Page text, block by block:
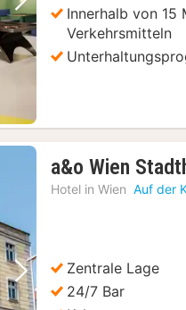
Nächstes Bild
Innerhalb von
Verkehrsmitteln
Nächstes Bild
a&o Wien
Hotel in Wien Auf der
Zentrale Lage
24/7 Bar